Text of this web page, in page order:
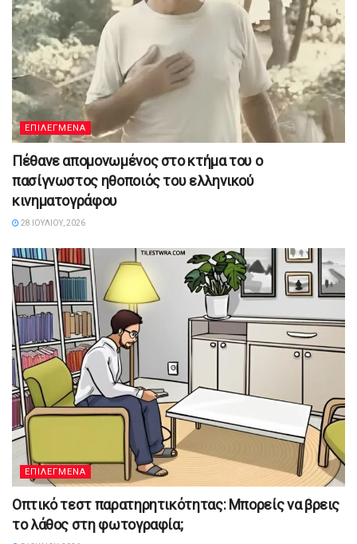
ΕΠΙΛΕΓΜΕΝΑ
Πέθανε απομονωμένος στο κτήμα του ο
πασίγνωστος ηθοποιός του ελληνικού
κινηματογράφου
28 ΙΟΥΛΊΟΥ, 2026
ΕΠΙΛΕΓΜΕΝΑ
Οπτικό τεστ παρατηρητικότητας: Μπορείς να βρεις
το λάθος στη φωτογραφία;